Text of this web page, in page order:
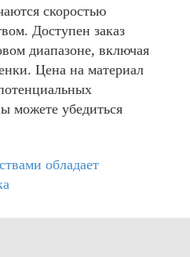
скоростью
Доступен заказ
диапазоне, включая
Цена на материал
можете убедиться